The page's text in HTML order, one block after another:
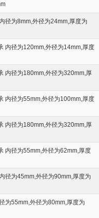
径为8mm,外径为24mm,厚度为
内径为120mm,外径为14mm,厚度
内径为180mm,外径为320mm,厚
内径为55mm,外径为100mm,厚度
内径为180mm,外径为320mm,厚
内径为55mm,外径为62mm,厚度
径为45mm,外径为90mm,厚度为
为55mm,外径为80mm,厚度为